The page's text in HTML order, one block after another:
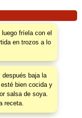
fríela con el
en trozos a lo
después baja la
bien cocida y
salsa de soya.
receta.